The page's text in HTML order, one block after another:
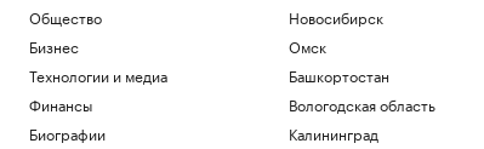
Общество
Бизнес
Технологии и медиа
Финансы
Биографии
Новосибирск
Омск
Башкортостан
Вологодская область
Калининград